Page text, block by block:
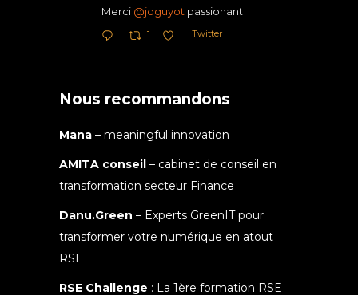
Merci @jdguyot passionant
1 Twitter
Nous recommandons
Mana – meaningful innovation
AMITA conseil – cabinet de conseil en
transformation secteur Finance
Danu.Green – Experts GreenIT pour
transformer votre numérique en atout
RSE
RSE Challenge : La 1ère formation RSE